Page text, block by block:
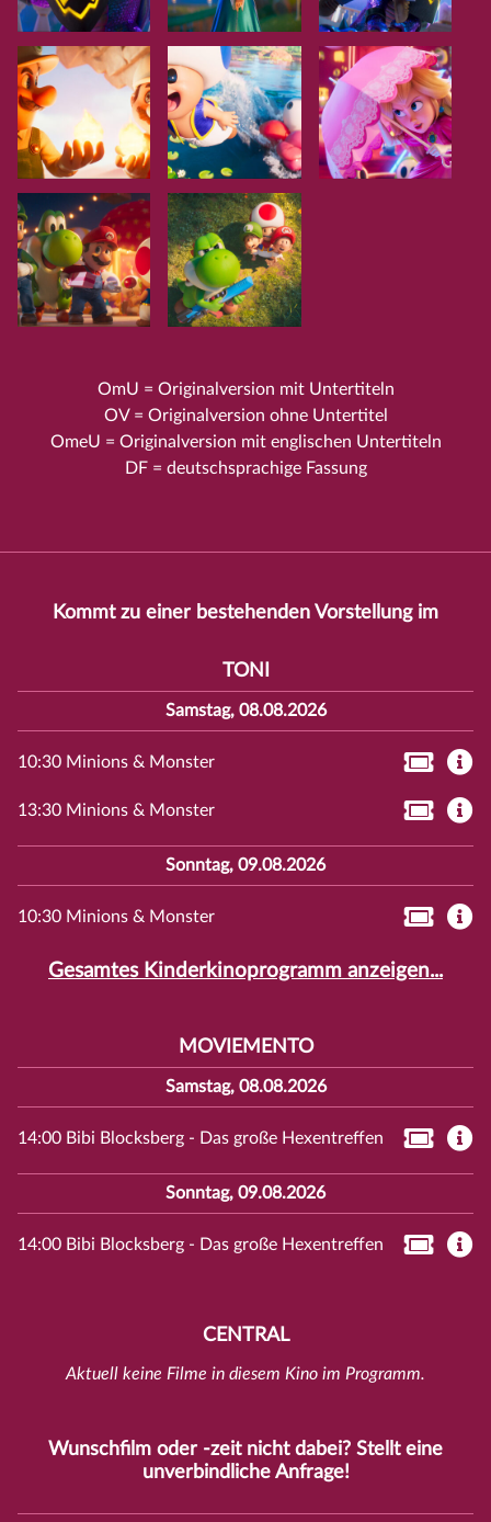
OmU = Originalversion mit Untertiteln
OV = Originalversion ohne Untertitel
OmeU = Originalversion mit englischen Untertiteln
DF = deutschsprachige Fassung
Kommt zu einer bestehenden Vorstellung im
TONI
Samstag, 08.08.2026
10:30 Minions & Monster
13:30 Minions & Monster
Sonntag, 09.08.2026
10:30 Minions & Monster
Gesamtes Kinderkinoprogramm anzeigen...
MOVIEMENTO
Samstag, 08.08.2026
14:00 Bibi Blocksberg - Das große Hexentreffen
Sonntag, 09.08.2026
14:00 Bibi Blocksberg - Das große Hexentreffen
CENTRAL
Aktuell keine Filme in diesem Kino im Programm.
Wunschfilm oder -zeit nicht dabei? Stellt eine
unverbindliche Anfrage!